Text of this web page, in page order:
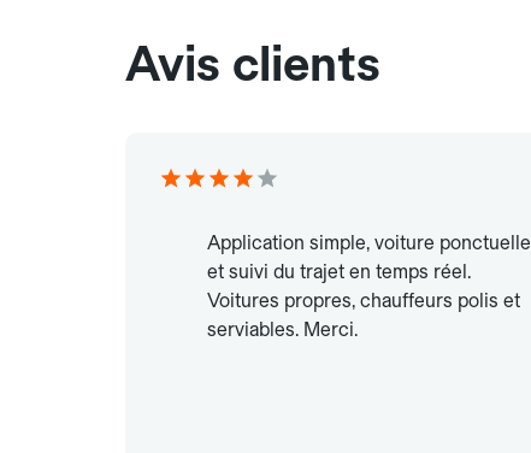
Avis clients
Application simple, voiture ponctuelle
et suivi du trajet en temps réel.
Voitures propres, chauffeurs polis et
serviables. Merci.